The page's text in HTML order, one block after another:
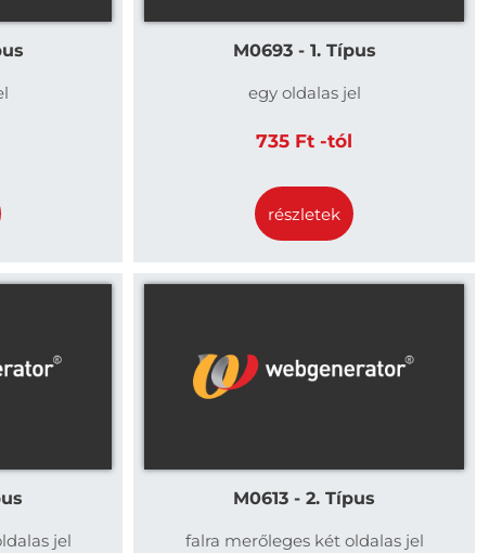
M0693 - 1. Típus
egy oldalas jel
735 Ft -tól
részletek
jel
M0613 - 2. Típus
falra merőleges két oldalas jel